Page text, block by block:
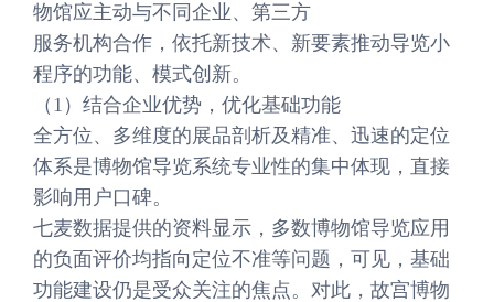
物馆应主动与不同企业、第三方
服务机构合作，依托新技术、新要素推动导览小
程序的功能、模式创新。
（1）结合企业优势，优化基础功能
全方位、多维度的展品剖析及精准、迅速的定位
体系是博物馆导览系统专业性的集中体现，直接
影响用户口碑。
七麦数据提供的资料显示，多数博物馆导览应用
的负面评价均指向定位不准等问题，可见，基础
功能建设仍是受众关注的焦点。对此，故宫博物